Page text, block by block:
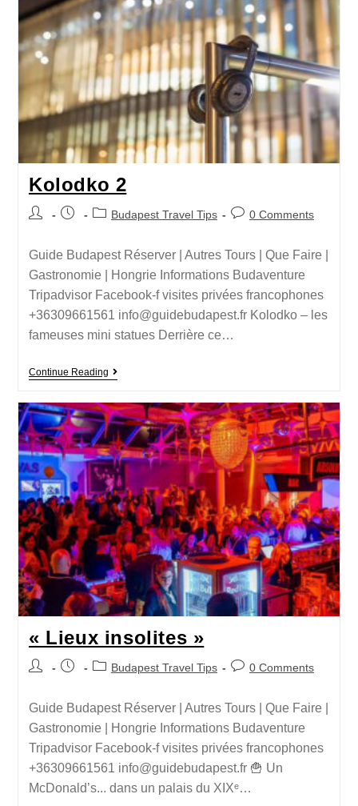
Kolodko 2
Budapest Travel Tips 0 Comments
Guide Budapest Réserver | Autres Tours | Que Faire |
Gastronomie | Hongrie Informations Budaventure
Tripadvisor Facebook-f visites privées francophones
+36309661561 info@guidebudapest.fr Kolodko – les
fameuses mini statues Derrière ce…
Continue Reading
« Lieux insolites »
Budapest Travel Tips 0 Comments
Guide Budapest Réserver | Autres Tours | Que Faire |
Gastronomie | Hongrie Informations Budaventure
Tripadvisor Facebook-f visites privées francophones
+36309661561 info@guidebudapest.fr 🍟 Un
McDonald’s... dans un palais du XIXᵉ…